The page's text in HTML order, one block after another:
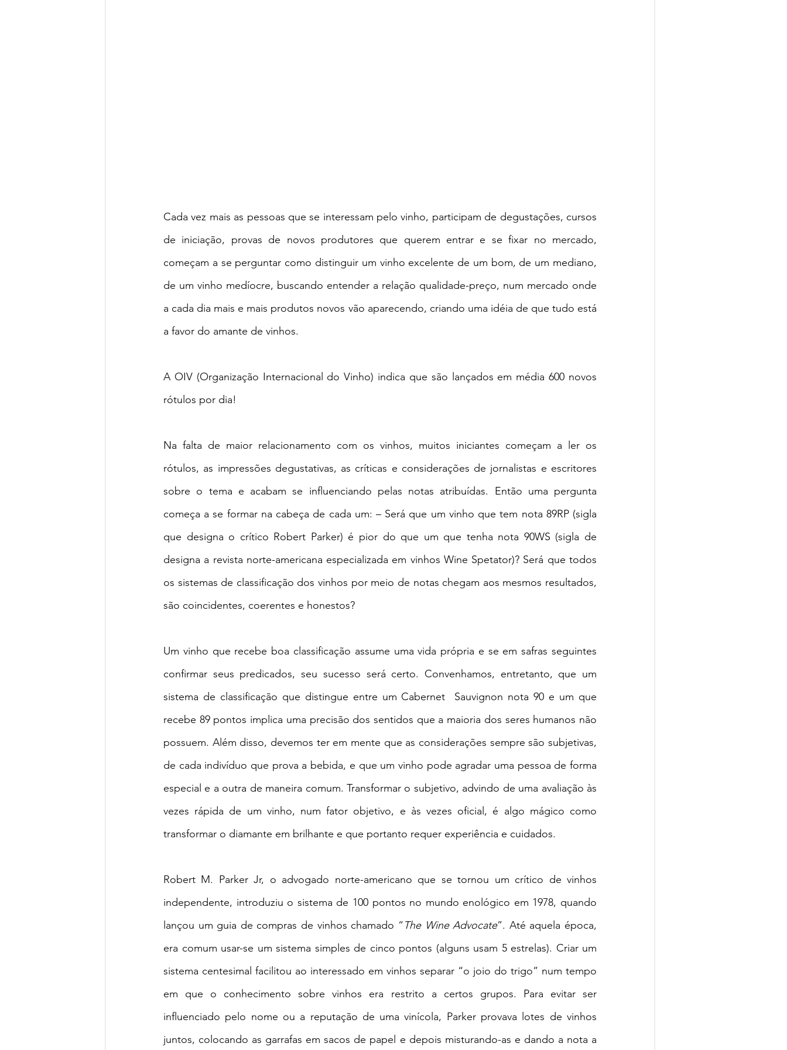
Cada vez mais as pessoas que se interessam pelo vinho, participam de degustações, cursos
de iniciação, provas de novos produtores que querem entrar e se fixar no mercado,
começam a se perguntar como distinguir um vinho excelente de um bom, de um mediano,
de um vinho medíocre, buscando entender a relação qualidade-preço, num mercado onde
a cada dia mais e mais produtos novos vão aparecendo, criando uma idéia de que tudo está
a favor do amante de vinhos.
A OIV (Organização Internacional do Vinho) indica que são lançados em média 600 novos
rótulos por dia!
Na falta de maior relacionamento com os vinhos, muitos iniciantes começam a ler os
rótulos, as impressões degustativas, as críticas e considerações de jornalistas e escritores
sobre o tema e acabam se influenciando pelas notas atribuídas. Então uma pergunta
começa a se formar na cabeça de cada um: – Será que um vinho que tem nota 89RP (sigla
que designa o crítico Robert Parker) é pior do que um que tenha nota 90WS (sigla de
designa a revista norte-americana especializada em vinhos Wine Spetator)? Será que todos
os sistemas de classificação dos vinhos por meio de notas chegam aos mesmos resultados,
são coincidentes, coerentes e honestos?
Um vinho que recebe boa classificação assume uma vida própria e se em safras seguintes
confirmar seus predicados, seu sucesso será certo. Convenhamos, entretanto, que um
sistema de classificação que distingue entre um Cabernet  Sauvignon nota 90 e um que
recebe 89 pontos implica uma precisão dos sentidos que a maioria dos seres humanos não
possuem. Além disso, devemos ter em mente que as considerações sempre são subjetivas,
de cada indivíduo que prova a bebida, e que um vinho pode agradar uma pessoa de forma
especial e a outra de maneira comum. Transformar o subjetivo, advindo de uma avaliação às
vezes rápida de um vinho, num fator objetivo, e às vezes oficial, é algo mágico como
transformar o diamante em brilhante e que portanto requer experiência e cuidados.
Robert M. Parker Jr, o advogado norte-americano que se tornou um crítico de vinhos
independente, introduziu o sistema de 100 pontos no mundo enológico em 1978, quando
lançou um guia de compras de vinhos chamado “The Wine Advocate”. Até aquela época,
era comum usar-se um sistema simples de cinco pontos (alguns usam 5 estrelas). Criar um
sistema centesimal facilitou ao interessado em vinhos separar “o joio do trigo” num tempo
em que o conhecimento sobre vinhos era restrito a certos grupos. Para evitar ser
influenciado pelo nome ou a reputação de uma vinícola, Parker provava lotes de vinhos
juntos, colocando as garrafas em sacos de papel e depois misturando-as e dando a nota a